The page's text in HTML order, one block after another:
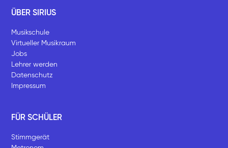
ÜBER SIRIUS
Musikschule
Virtueller Musikraum
Jobs
Lehrer werden
Datenschutz
Impressum
FÜR SCHÜLER
Stimmgerät